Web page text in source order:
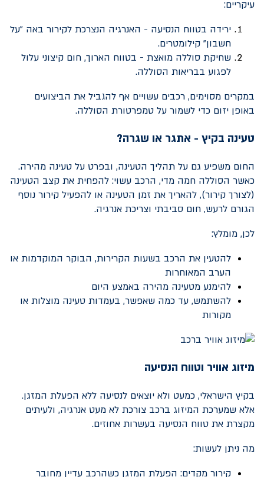
עיקריים:
ירידה בטווח הנסיעה - האנרגיה הנצרכת לקירור באה "על
חשבון" קילומטרים.
שחיקת סוללה מואצת - בטווח הארוך, חום קיצוני עלול
לפגוע בבריאות הסוללה.
במקרים מסוימים, רכבים עשויים אף להגביל את הביצועים
באופן יזום כדי לשמור על טמפרטורת הסוללה.
טעינה בקיץ - אתגר או שגרה?
החום משפיע גם על תהליך הטעינה, ובפרט על טעינה מהירה.
כאשר הסוללה חמה מדי, הרכב עשוי: להפחית את קצב הטעינה
(לצורך קירור), להאריך את זמן הטעינה או להפעיל קירור נוסף
הגורם לרעש, חום סביבתי וצריכת אנרגיה.
לכן, מומלץ:
להטעין את הרכב בשעות הקרירות, הבוקר המוקדמות או
הערב המאוחרות
להימנע מטעינה מהירה באמצע היום
להשתמש, עד כמה שאפשר, בעמדות טעינה מוצלות או
מקורות
מיזוג אוויר וטווח הנסיעה
בקיץ הישראלי, כמעט ולא יוצאים לנסיעה ללא הפעלת המזגן.
אלא שמערכת המיזוג ברכב צורכת לא מעט אנרגיה, ולעיתים
מקצרת את טווח הנסיעה בעשרות אחוזים.
מה ניתן לעשות:
קירור מקדים: הפעלת המזגן כשהרכב עדיין מחובר